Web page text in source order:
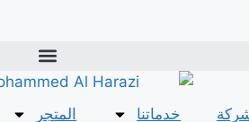
خدماتنا المتجر